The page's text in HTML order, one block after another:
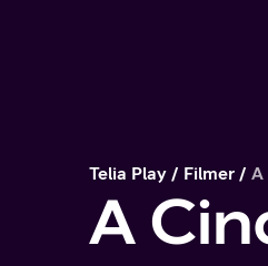
Telia Play Filmer A
A